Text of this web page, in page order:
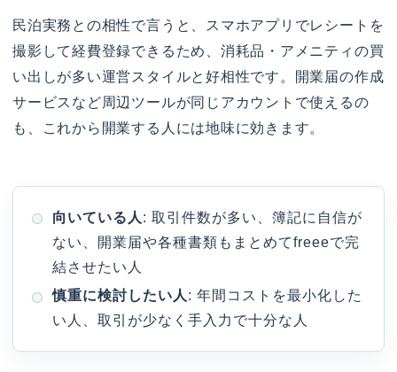
民泊実務との相性で言うと、スマホアプリでレシートを
撮影して経費登録できるため、消耗品・アメニティの買
い出しが多い運営スタイルと好相性です。開業届の作成
サービスなど周辺ツールが同じアカウントで使えるの
も、これから開業する人には地味に効きます。
向いている人 : 取引件数が多い、簿記に自信が
ない、開業届や各種書類もまとめてfreeeで完
結させたい人
慎重に検討したい人 : 年間コストを最小化した
い人、取引が少なく手入力で十分な人